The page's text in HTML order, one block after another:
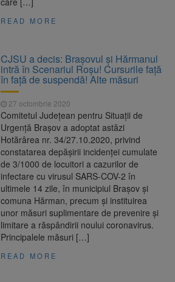
READ MORE
CJSU a decis: Brașovul și Hărmanul
intră în Scenariul Roșu! Cursurile față
în față de suspendă! Alte măsuri
27 octombrie 2020
Comitetul Județean pentru Situații de
Urgență Brașov a adoptat astăzi
Hotărârea nr. 34/27.10.2020, privind
constatarea depășirii incidenței cumulate
de 3/1000 de locuitori a cazurilor de
infectare cu virusul SARS-COV-2 în
ultimele 14 zile, în municipiul Brașov și
comuna Hărman, precum și instituirea
unor măsuri suplimentare de prevenire și
limitare a răspândirii noului coronavirus.
Principalele măsuri […]
READ MORE